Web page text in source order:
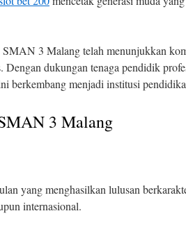
3 Malang telah menunjukkan
Dengan dukungan tenaga pendidik
berkembang menjadi institusi
3 Malang
yang menghasilkan lulusan
internasional.